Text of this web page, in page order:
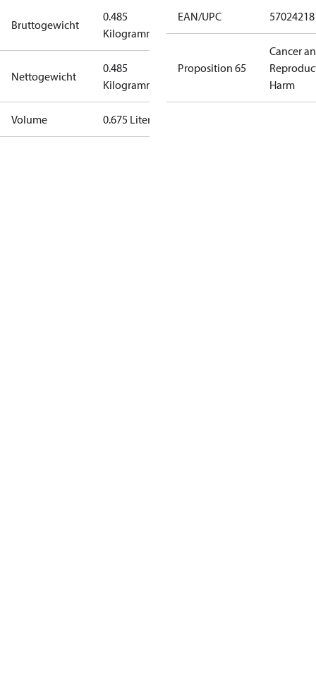
Bruttogewicht
0.485
Kilogramm
Nettogewicht
0.485
Kilogramm
Volume 0.675 Liter
EAN/UPC
Proposition 65
Cancer
Harm